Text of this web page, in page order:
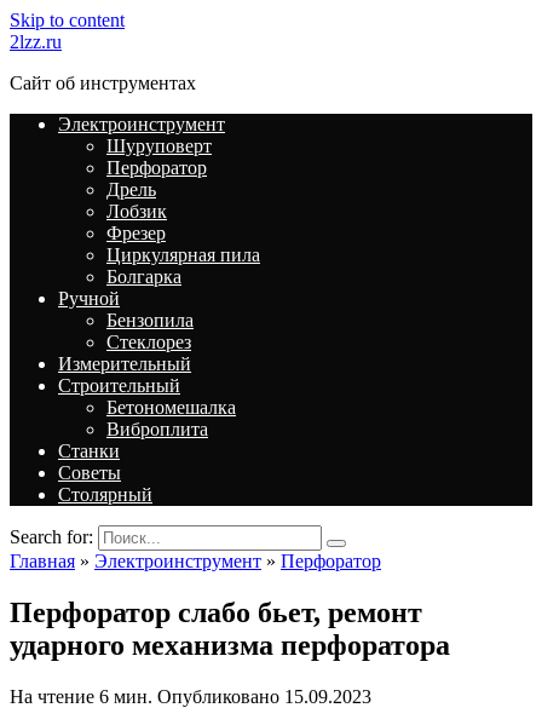
Skip to content
2lzz.ru
Сайт об инструментах
Электроинструмент
Шуруповерт
Перфоратор
Дрель
Лобзик
Фрезер
Циркулярная пила
Болгарка
Ручной
Бензопила
Стеклорез
Измерительный
Строительный
Бетономешалка
Виброплита
Станки
Советы
Столярный
Search for:
Главная » Электроинструмент » Перфоратор
Перфоратор слабо бьет, ремонт
ударного механизма перфоратора
На чтение 6 мин. Опубликовано 15.09.2023